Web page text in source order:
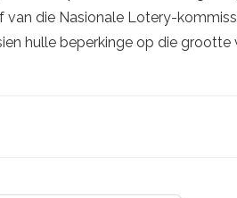
die Nasionale Lotery-
hulle beperkinge op die grootte